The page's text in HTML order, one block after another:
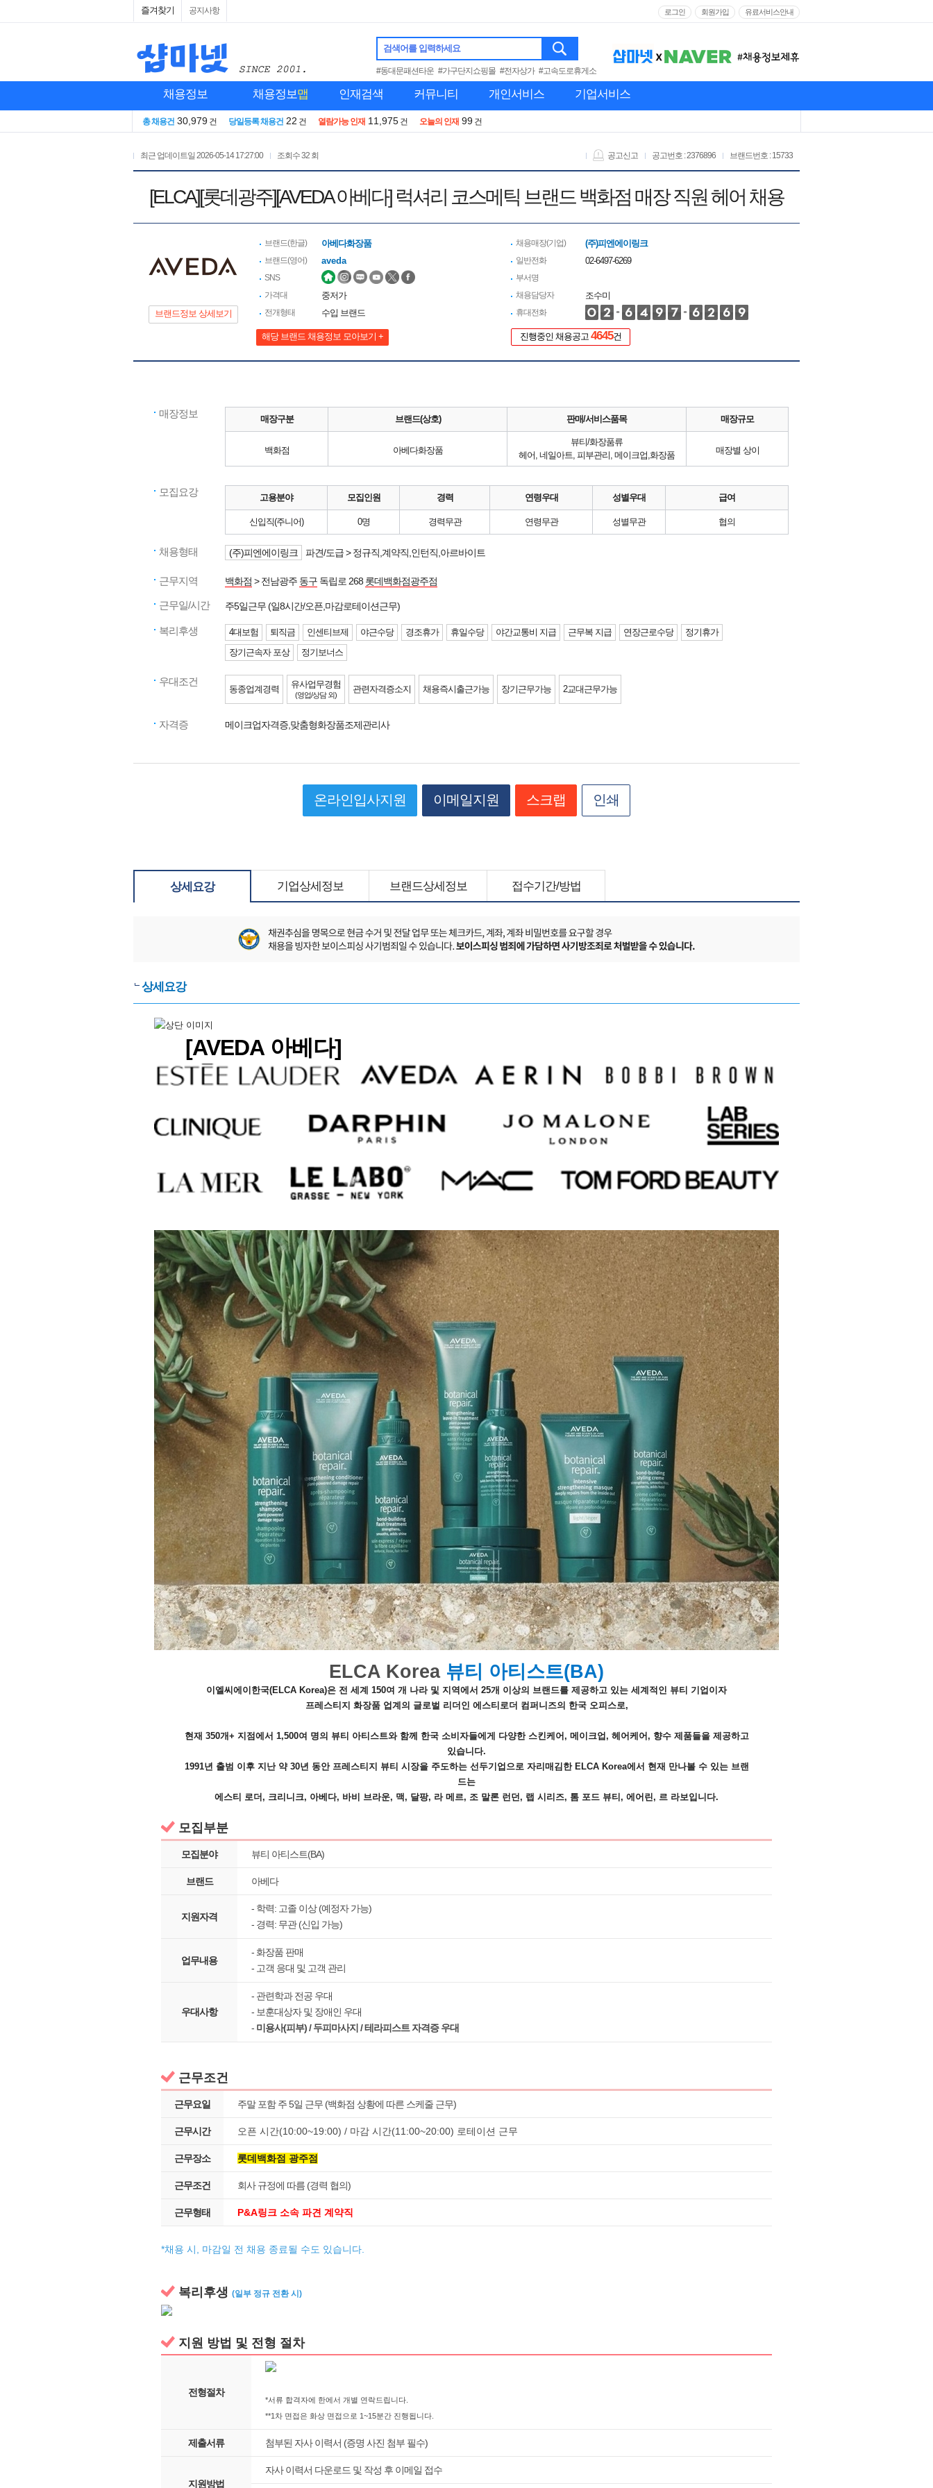
즐겨찾기 공지사항 로그인 회원가입 유료서비스안내
검색어를 입력하세요
#동대문패션타운 #가구단지쇼핑몰 #전자상가 #고속도로휴게소
채용정보 채용정보맵 인재검색 커뮤니티 개인서비스 기업서비스
총 채용건 30,979 건 당일등록 채용건 22 건 열람가능 인재 11,975 건 오늘의 인재 99 건
최근 업데이트일 2026-05-14 17:27:00 조회수32 회 브랜드번호 : 15733
공고번호 : 2376896
공고신고
[ELCA][롯데광주][AVEDA 아베다] 럭셔리 코스메틱 브랜드 백화점 매장 직원 헤어 채용
브랜드정보 상세보기
브랜드(한글) 아베다화장품
브랜드(영어) aveda
SNS
가격대
중저가
전개형태 수입 브랜드
해당 브랜드 채용정보 모아보기 +
채용매장(기업) (주)피엔에이링크
일반전화 02-6497-6269
부서명
채용담당자
조수미
휴대전화
진행중인 채용공고 4645건
매장정보 매장구분 브랜드(상호) 판매/서비스품목 매장규모
백화점 아베다화장품
뷰티/화장품류
헤어, 네일아트, 피부관리, 메이크업,화장품
매장별 상이
모집요강 고용분야 모집인원 경력 연령우대 성별우대 급여
신입직(주니어) 0명 경력무관 연령무관 성별무관 협의
채용형태 (주)피엔에이링크 파견/도급 > 정규직,계약직,인턴직,아르바이트
근무지역 백화점 > 전남광주 동구 독립로 268 롯데백화점광주점
근무일/시간 주5일근무 (일8시간/오픈,마감로테이션근무)
복리후생 4대보험 퇴직금 인센티브제 야근수당 경조휴가 휴일수당 야간교통비 지급 근무복 지급 연장근로수당
정기휴가
장기근속자 포상
정기보너스
우대조건
동종업계경력 유사업무경험
(영업/상담 외)
관련자격증소지 채용즉시출근가능 장기근무가능 2교대근무가능
자격증 메이크업자격증,맞춤형화장품조제관리사
온라인입사지원 이메일지원 스크랩 인쇄
상세요강 기업상세정보 브랜드상세정보 접수기간/방법
상세요강
[AVEDA 아베다]
헤어케어 화장품 브랜드
ELCA Korea 뷰티 아티스트(BA)
이엘씨에이한국(ELCA Korea)은 전 세계 150여 개 나라 및 지역에서 25개 이상의 브랜드를 제공하고 있는 세계적인 뷰티 기업이자
프레스티지 화장품 업계의 글로벌 리더인 에스티로더 컴퍼니즈의 한국 오피스로,
현재 350개+ 지점에서 1,500여 명의 뷰티 아티스트와 함께 한국 소비자들에게 다양한 스킨케어, 메이크업, 헤어케어, 향수 제품들을 제공하고
있습니다.
1991년 출범 이후 지난 약 30년 동안 프레스티지 뷰티 시장을 주도하는 선두기업으로 자리매김한 ELCA Korea에서 현재 만나볼 수 있는 브랜
드는
에스티 로더, 크리니크, 아베다, 바비 브라운, 맥, 달팡, 라 메르, 조 말론 런던, 랩 시리즈, 톰 포드 뷰티, 에어린, 르 라보입니다.
모집부분
모집분야 뷰티 아티스트(BA)
브랜드 아베다
지원자격
- 학력: 고졸 이상 (예정자 가능)
- 경력: 무관 (신입 가능)
업무내용
- 화장품 판매
- 고객 응대 및 고객 관리
우대사항
- 관련학과 전공 우대
- 보훈대상자 및 장애인 우대
- 미용사(피부) / 두피마사지 / 테라피스트 자격증 우대
근무조건
근무요일 주말 포함 주 5일 근무 (백화점 상황에 따른 스케줄 근무)
근무시간 오픈 시간(10:00~19:00) / 마감 시간(11:00~20:00) 로테이션 근무
근무장소 롯데백화점 광주점
근무조건 회사 규정에 따름 (경력 협의)
근무형태 P&A링크 소속 파견 계약직
*채용 시, 마감일 전 채용 종료될 수도 있습니다.
복리후생 (일부 정규 전환 시)
지원 방법 및 전형 절차
전형절차
*서류 합격자에 한에서 개별 연락드립니다.
**1차 면접은 화상 면접으로 1~15분간 진행됩니다.
제출서류 첨부된 자사 이력서 (증명 사진 첨부 필수)
지원방법
자사 이력서 다운로드 및 작성 후 이메일 접수